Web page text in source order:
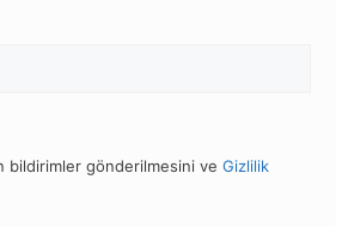
bildirimler gönderilmesini veGizlilik